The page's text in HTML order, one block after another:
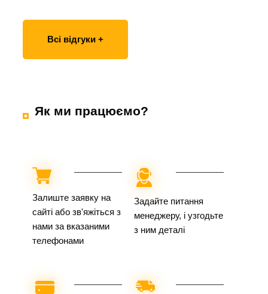
Всі відгуки +
Як ми працюємо?
Залиште заявку на
сайті або зв'яжіться з
нами за вказаними
телефонами
Задайте питання
менеджеру, і узгодьте
з ним деталі